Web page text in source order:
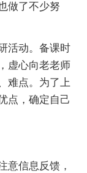
做了不少努
活动。备课时
虚心向老老师
难点。为了上
点，确定自己
意信息反馈，